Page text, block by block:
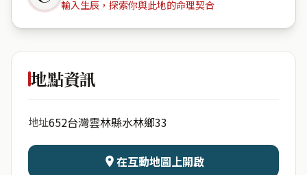
輸入生辰，探索你與此地的命理契合
652台灣
日期 出生時辰
地點資訊
地址652台灣雲林縣水林鄉33
在互動地圖上開啟